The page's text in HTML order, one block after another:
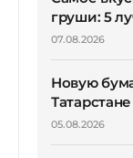
груши: 5
07.08.2026
Новую
Татарстане
05.08.2026